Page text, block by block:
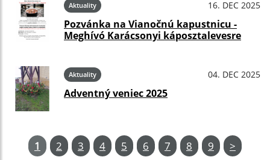
Aktuality 16. DEC 2025
Pozvánka na Vianočnú kapustnicu -
Meghívó Karácsonyi káposztalevesre
Aktuality 04. DEC 2025
Adventný veniec 2025
1 2 3 4 5 6 7 8 9 >